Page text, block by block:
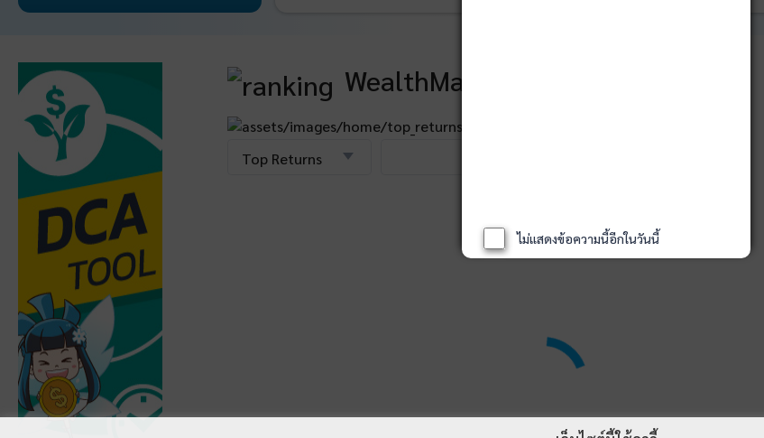
WealthMagik Rankings
Top Returns
ไม่แสดงข้อความนี้อีกในวันนี้